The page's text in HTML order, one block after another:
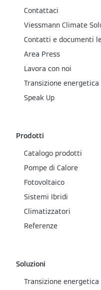
Contattaci
Viessmann Climate
Contatti e documenti
Area Press
Lavora con noi
Transizione energetica
Speak Up
Prodotti
Catalogo prodotti
Pompe di Calore
Fotovoltaico
Sistemi Ibridi
Climatizzatori
Referenze
Soluzioni
Transizione energetica